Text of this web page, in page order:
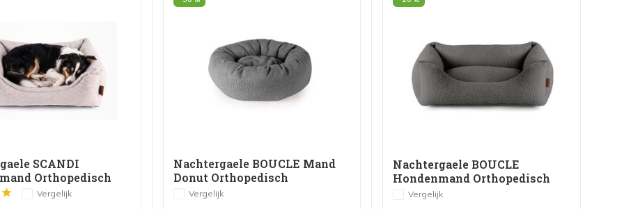
SCANDI
Orthopedisch
Vergelijk
Nachtergaele BOUCLE Mand
Donut Orthopedisch
Donkergrijs
Vergelijk
Nachtergaele BOUCLE
Hondenmand Orthopedisch
Donkergrijs
Vergelijk